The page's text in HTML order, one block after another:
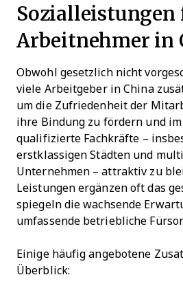
Sozialleistungen
Arbeitnehmer in
Obwohl gesetzlich nicht
viele Arbeitgeber in China
um die Zufriedenheit der
ihre Bindung zu fördern und
qualifizierte Fachkräfte –
erstklassigen Städten und
Unternehmen – attraktiv zu
Leistungen ergänzen oft das
spiegeln die wachsende
umfassende betriebliche
Einige häufig angebotene
Überblick: